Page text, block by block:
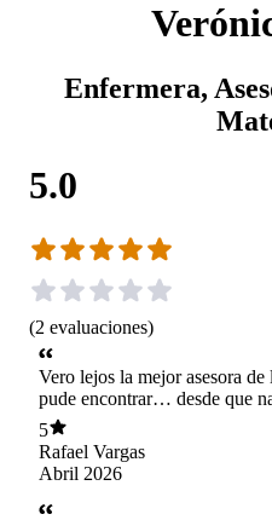
Enfermera,
5.0
(2 evaluaciones)
Vero lejos la mejor asesora de
pude encontrar… desde que
problemas con la lactancia, y
paciencia y profesionalismo
mis consultas!
5
Rafael Vargas
Abril 2026